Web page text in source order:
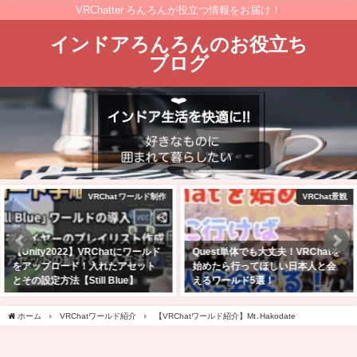
VRChatter ろんろんが役立つ情報をお届け！
インドアろんろんのお役立ち
ブログ
VRChat景観
Quest単体でも大丈夫！VRChatを
始めたら行ってほしい日本人と会
えるワールド5選！
購入レビュー！
VRChatでフルトラで遊びたくて
PICO 4 Ultra購入した！スペック
は？バッテリー駆動時間は？
ホーム VRChatワールド紹介 【VRChatワールド紹介】Mt․Hakodate